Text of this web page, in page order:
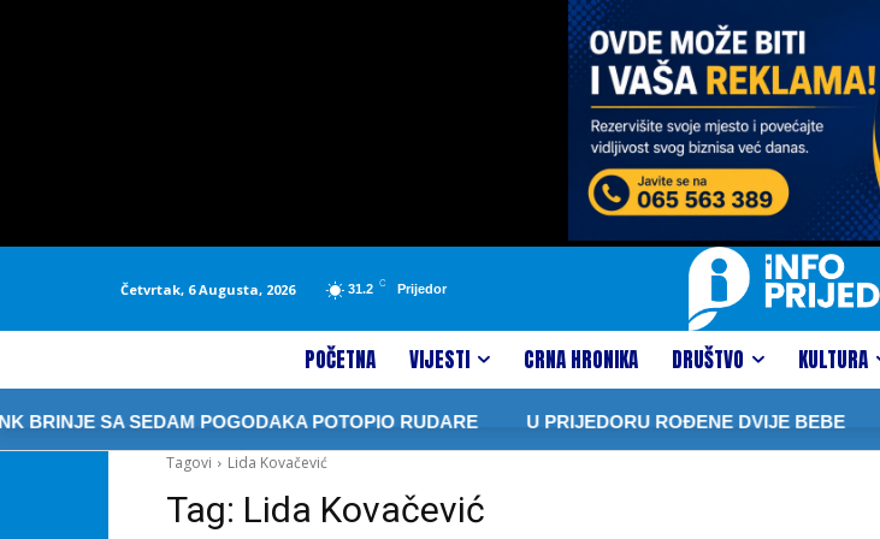
Četvrtak, 6 Augusta, 2026 31.2 C Prijedor
POČETNA VIJESTI CRNA HRONIKA DRUŠTVO KULTURA
BRINJE SA SEDAM POGODAKA POTOPIO RUDARE U PRIJEDORU ROĐENE DVIJE BEBE
Tagovi
Lida Kovačević
Tag: Lida Kovačević